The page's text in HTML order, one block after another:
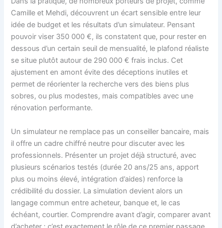
Camille et Mehdi, découvrent un écart sensible entre leur
idée de budget et les résultats d’un simulateur. Pensant
pouvoir viser 350 000 €, ils constatent que, pour rester en
dessous d’un certain seuil de mensualité, le plafond réaliste
se situe plutôt autour de 290 000 € frais inclus. Cet
ajustement en amont évite des déceptions inutiles et
permet de réorienter la recherche vers des biens plus
sobres, ou plus modestes, mais compatibles avec une
rénovation performante.
Un simulateur ne remplace pas un conseiller bancaire, mais
il offre un cadre chiffré neutre pour discuter avec les
professionnels. Présenter un projet déjà structuré, avec
plusieurs scénarios testés (durée 20 ans/25 ans, apport
plus ou moins élevé, intégration d’aides) renforce la
crédibilité du dossier. La simulation devient alors un
langage commun entre acheteur, banque et, le cas
échéant, courtier. Comprendre avant d’agir, comparer avant